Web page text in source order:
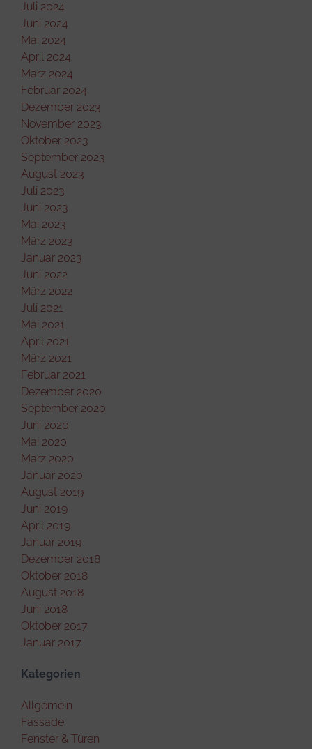
Juli 2024
Juni 2024
Mai 2024
April 2024
März 2024
Februar 2024
Dezember 2023
November 2023
Oktober 2023
September 2023
August 2023
Juli 2023
Juni 2023
Mai 2023
März 2023
Januar 2023
Juni 2022
März 2022
Juli 2021
Mai 2021
April 2021
März 2021
Februar 2021
Dezember 2020
September 2020
Juni 2020
Mai 2020
März 2020
Januar 2020
August 2019
Juni 2019
April 2019
Januar 2019
Dezember 2018
Oktober 2018
August 2018
Juni 2018
Oktober 2017
Januar 2017
Kategorien
Allgemein
Fassade
Fenster & Türen